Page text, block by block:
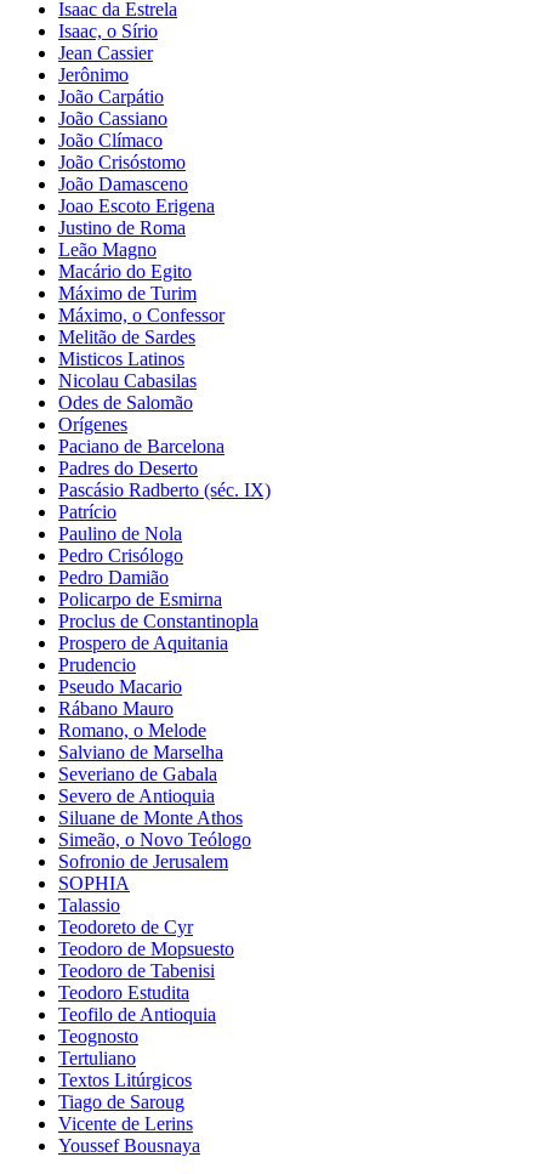
Isaac da Estrela
Isaac, o Sírio
Jean Cassier
Jerônimo
João Carpátio
João Cassiano
João Clímaco
João Crisóstomo
João Damasceno
Joao Escoto Erigena
Justino de Roma
Leão Magno
Macário do Egito
Máximo de Turim
Máximo, o Confessor
Melitão de Sardes
Misticos Latinos
Nicolau Cabasilas
Odes de Salomão
Orígenes
Paciano de Barcelona
Padres do Deserto
Pascásio Radberto (séc. IX)
Patrício
Paulino de Nola
Pedro Crisólogo
Pedro Damião
Policarpo de Esmirna
Proclus de Constantinopla
Prospero de Aquitania
Prudencio
Pseudo Macario
Rábano Mauro
Romano, o Melode
Salviano de Marselha
Severiano de Gabala
Severo de Antioquia
Siluane de Monte Athos
Simeão, o Novo Teólogo
Sofronio de Jerusalem
SOPHIA
Talassio
Teodoreto de Cyr
Teodoro de Mopsuesto
Teodoro de Tabenisi
Teodoro Estudita
Teofilo de Antioquia
Teognosto
Tertuliano
Textos Litúrgicos
Tiago de Saroug
Vicente de Lerins
Youssef Bousnaya